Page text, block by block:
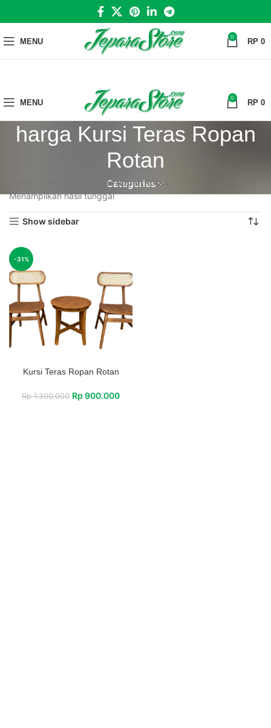
MENU 0 RP 0
MENU 0 RP 0
harga Kursi Teras Ropan
Rotan
Categories
harga Kursi Teras Ropan Rotan
Menampilkan hasil tunggal
Show sidebar
-31%
Kursi Teras Ropan Rotan
Rp1.300.000 Rp 900.000